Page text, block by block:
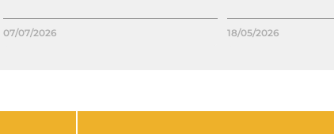
07/07/2026 18/05/2026